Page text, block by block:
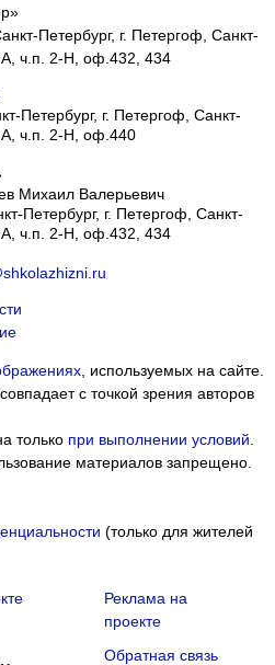
Петербург, г. Петергоф, Санкт-
ч.п. 2-Н, оф.432, 434
Петербург, г. Петергоф, Санкт-
ч.п. 2-Н, оф.440
Михаил Валерьевич
Петербург, г. Петергоф Санкт-
ч.п. 2-Н, оф.432, 434
, используемых на сайте.
с точкой зрения авторов
только при выполнении условий
материалов запрещено.
(только для жителей
Реклама на
проекте
Обратная связь